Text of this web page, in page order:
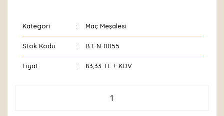
Kategori Maç Meşalesi
Stok Kodu BT-N-0055
Fiyat 83,33 TL + KDV